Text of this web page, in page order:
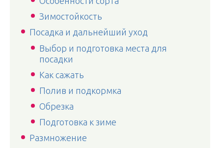
Зимостойкость
Посадка и дальнейший уход
Выбор и подготовка места для
посадки
Как сажать
Полив и подкормка
Обрезка
Подготовка к зиме
Размножение